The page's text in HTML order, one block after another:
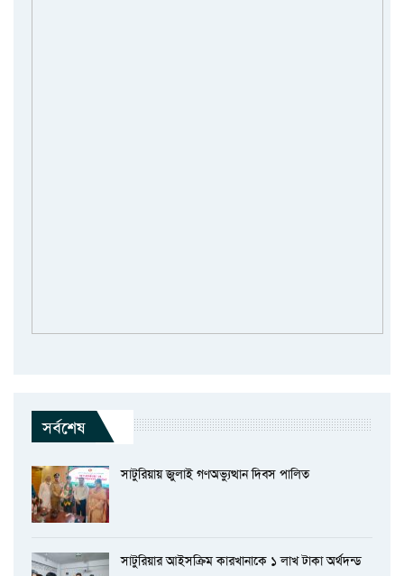
সর্বশেষ
সাটুরিয়ায় জুলাই গণঅভ্যুত্থান দিবস পালিত
সাটুরিয়ার আইসক্রিম কারখানাকে ১ লাখ টাকা অর্থদন্ড